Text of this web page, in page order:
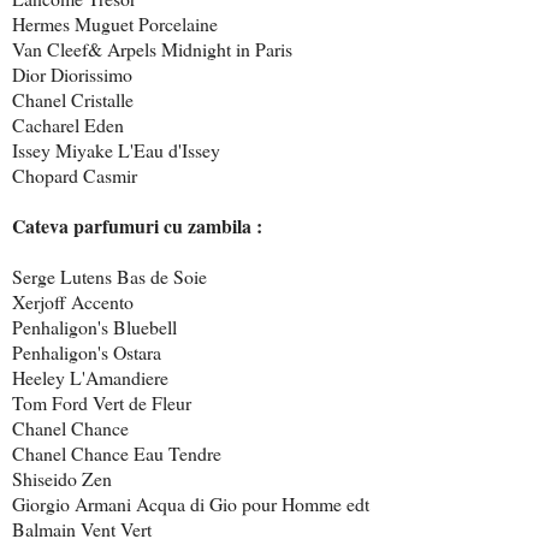
Hermes Muguet Porcelaine
Van Cleef& Arpels Midnight in Paris
Dior Diorissimo
Chanel Cristalle
Cacharel Eden
Issey Miyake L'Eau d'Issey
Chopard Casmir
Cateva parfumuri cu zambila :
Serge Lutens Bas de Soie
Xerjoff Accento
Penhaligon's Bluebell
Penhaligon's Ostara
Heeley L'Amandiere
Tom Ford Vert de Fleur
Chanel Chance
Chanel Chance Eau Tendre
Shiseido Zen
Giorgio Armani Acqua di Gio pour Homme edt
Balmain Vent Vert